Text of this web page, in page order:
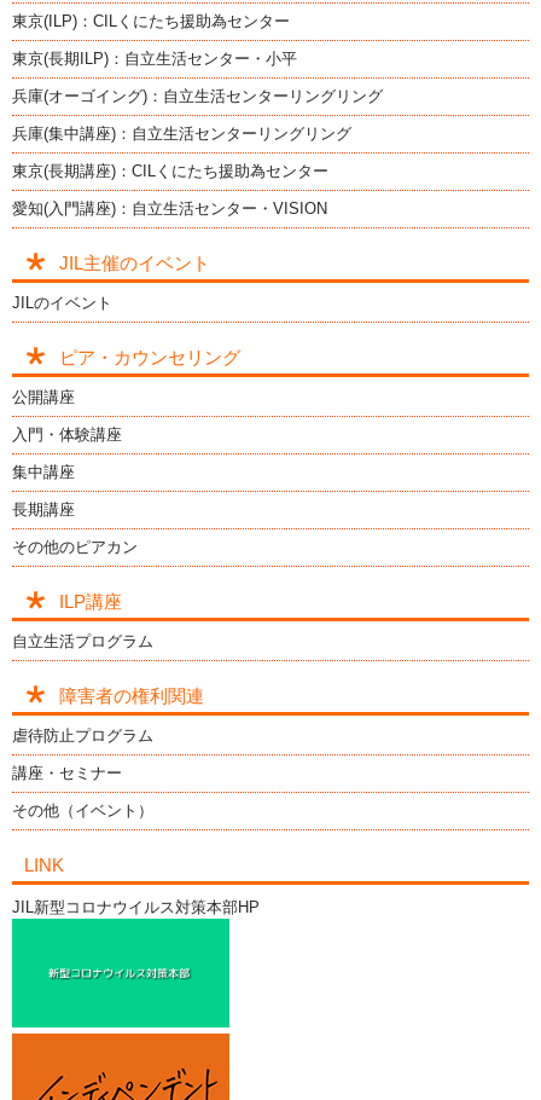
東京(ILP)：CILくにたち援助為センター
東京(長期ILP)：自立生活センター・小平
兵庫(オーゴイング)：自立生活センターリングリング
兵庫(集中講座)：自立生活センターリングリング
東京(長期講座)：CILくにたち援助為センター
愛知(入門講座)：自立生活センター・VISION
JIL主催のイベント
JILのイベント
ピア・カウンセリング
公開講座
入門・体験講座
集中講座
長期講座
その他のピアカン
ILP講座
自立生活プログラム
障害者の権利関連
虐待防止プログラム
講座・セミナー
その他（イベント）
LINK
JIL新型コロナウイルス対策本部HP